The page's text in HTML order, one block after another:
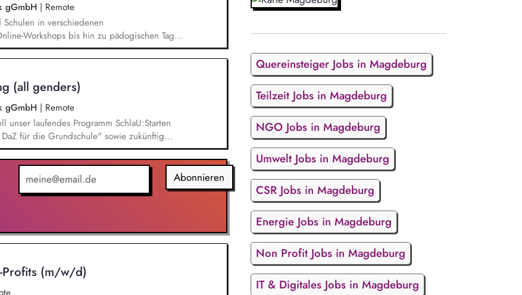
gGmbH | Remote
in verschiedenen
Workshops bis hin zu pädogischen Tagen
Plattform schlau-lernen.org. Die inhaltlichen
Lesen lernen,
in der Grundschule.
(all genders)
gGmbH | Remote
unser laufendes Programm SchlaU:Starten
für die Grundschule" sowie zukünftig
mit den Schwerpunkten
von der Grundschule bis in die
entwickelt in seinen Projekten dazu
und begleitet pädagogische
online wie offline.
Abonnieren
Profits (m/w/d)
Quereinsteiger Jobs in Magdeburg
Teilzeit Jobs in Magdeburg
NGO Jobs in Magdeburg
Umwelt Jobs in Magdeburg
CSR Jobs in Magdeburg
Energie Jobs in Magdeburg
Non Profit Jobs in Magdeburg
IT & Digitales Jobs in Magdeburg